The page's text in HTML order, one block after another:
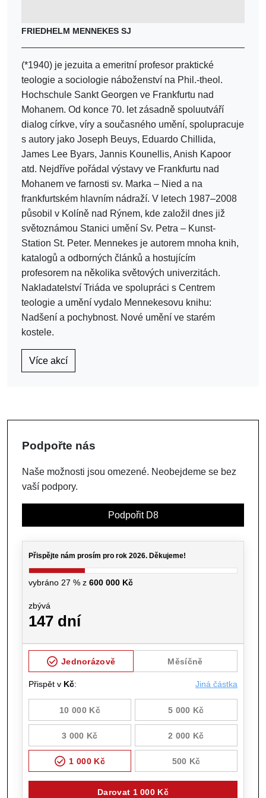
FRIEDHELM MENNEKES SJ
(*1940) je jezuita a emeritní profesor praktické
teologie a sociologie náboženství na Phil.-theol.
Hochschule Sankt Georgen ve Frankfurtu nad
Mohanem. Od konce 70. let zásadně spoluutváří
dialog církve, víry a současného umění, spolupracuje
s autory jako Joseph Beuys, Eduardo Chillida,
James Lee Byars, Jannis Kounellis, Anish Kapoor
atd. Nejdříve pořádal výstavy ve Frankfurtu nad
Mohanem ve farnosti sv. Marka – Nied a na
frankfurtském hlavním nádraží. V letech 1987–2008
působil v Kolíně nad Rýnem, kde založil dnes již
světoznámou Stanici umění Sv. Petra – Kunst-
Station St. Peter. Mennekes je autorem mnoha knih,
katalogů a odborných článků a hostujícím
profesorem na několika světových univerzitách.
Nakladatelství Triáda ve spolupráci s Centrem
teologie a umění vydalo Mennekesovu knihu:
Nadšení a pochybnost. Nové umění ve starém
kostele.
Více akcí
Podpořte nás
Naše možnosti jsou omezené. Neobejdeme se bez
vaší podpory.
Podpořit D8